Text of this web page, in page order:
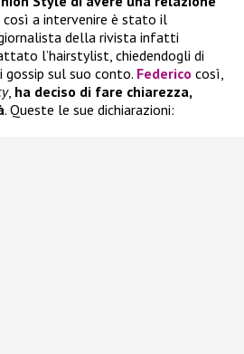
così a intervenire è stato il
della rivista infatti
l’hairstylist, chiedendogli di
sul suo conto. Federico così,
, ha deciso di fare chiarezza,
. Queste le sue dichiarazioni: